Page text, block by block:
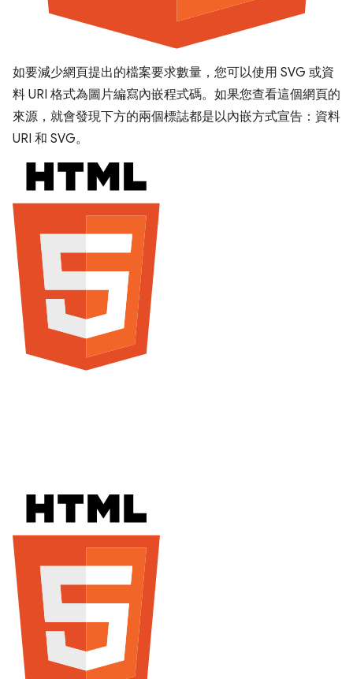
如要減少網頁提出的檔案要求數量，您可以使用 SVG 或資
料 URI 格式為圖片編寫內嵌程式碼。如果您查看這個網頁的
來源，就會發現下方的兩個標誌都是以內嵌方式宣告：資料
URI 和 SVG。